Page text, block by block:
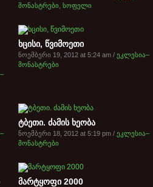
მონასტრები სოფელი
ხცისი, წვიმოეთი
ნოემბერი 19, 2012 at 5:24 am / ეკლესია–
მონასტრები
ტბეთი. ძამის ხეობა
ნოემბერი 18, 2012 at 5:19 pm / ეკლესია–
მონასტრები
მარტყოფი 2000